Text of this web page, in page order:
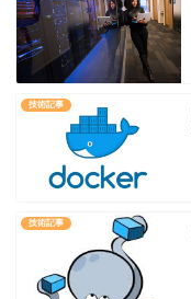
技術記事
技術記事